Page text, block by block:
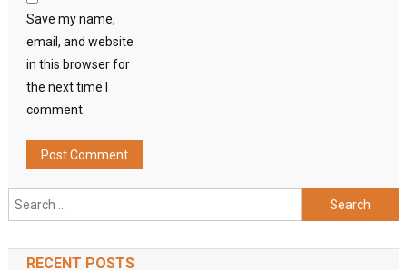
Save my name,
email, and website
in this browser for
the next time I
comment.
Search
for:
RECENT POSTS